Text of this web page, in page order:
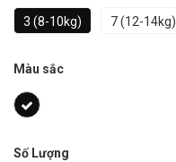
3 (8-10kg) 7 (12-14kg)
Màu sắc
Số Lượng